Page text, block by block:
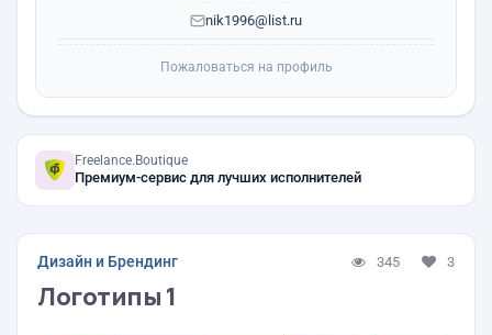
nik1996@list.ru
Пожаловаться на профиль
Freelance.Boutique
Премиум-сервис для лучших исполнителей
Дизайн и Брендинг 345 3
Логотипы 1